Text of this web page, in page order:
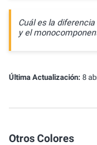
Cuál es la
y el
Última Actualización: 8
Otros Colores